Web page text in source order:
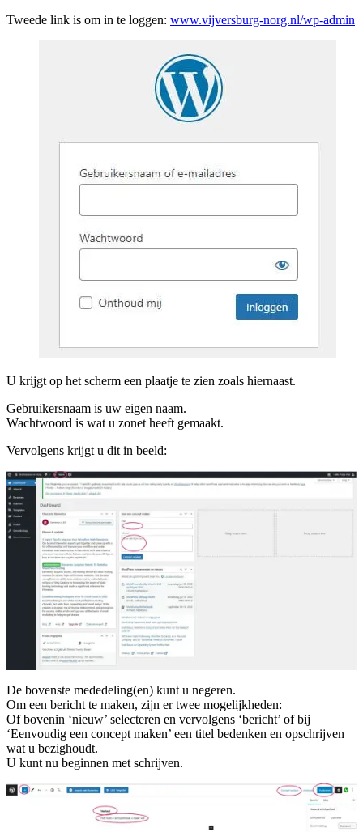
Tweede link is om in te loggen: www.vijversburg-norg.nl/wp-admin
U krijgt op het scherm een plaatje te zien zoals hiernaast.
Gebruikersnaam is uw eigen naam.
Wachtwoord is wat u zonet heeft gemaakt.
Vervolgens krijgt u dit in beeld:
De bovenste mededeling(en) kunt u negeren.
Om een bericht te maken, zijn er twee mogelijkheden:
Of bovenin ‘nieuw’ selecteren en vervolgens ‘bericht’ of bij
‘Eenvoudig een concept maken’ een titel bedenken en opschrijven
wat u bezighoudt.
U kunt nu beginnen met schrijven.